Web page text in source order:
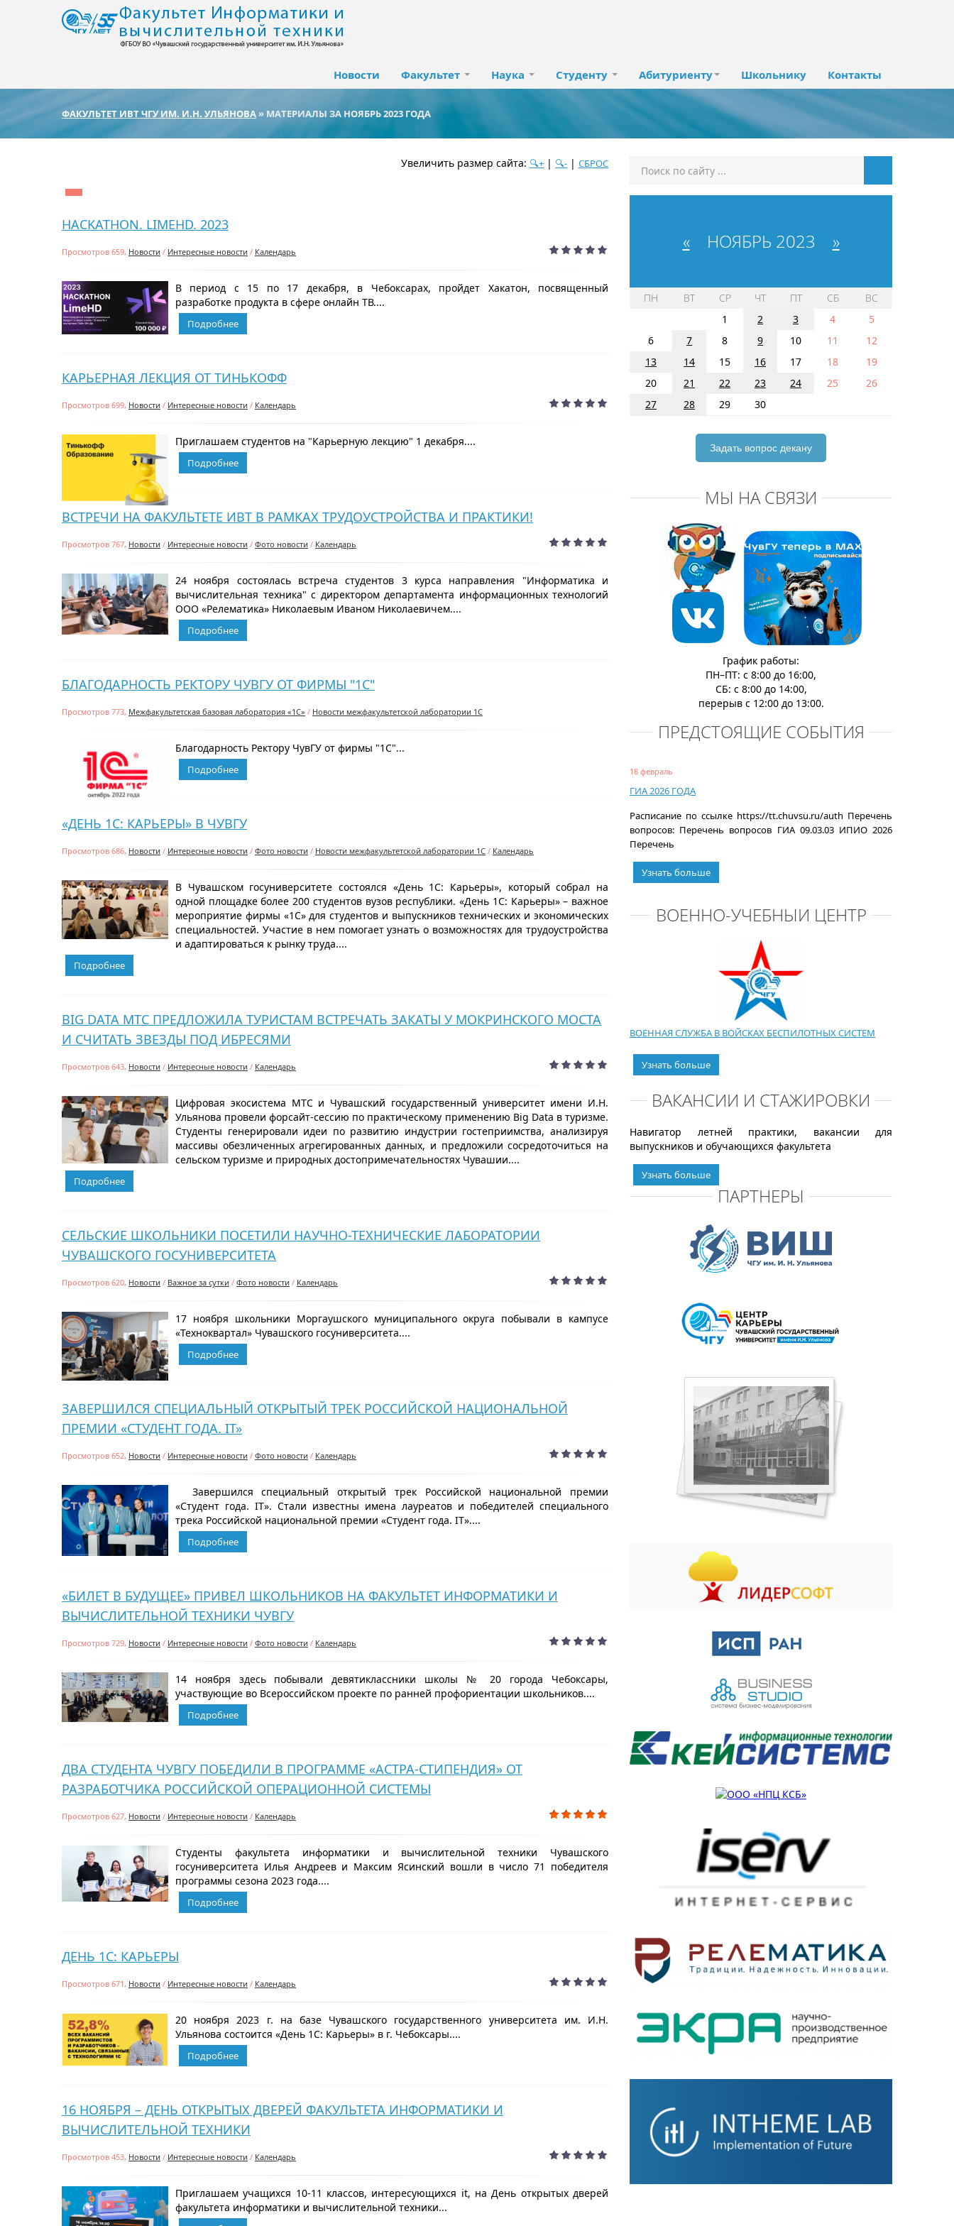
Новости Факультет Наука Студенту Абитуриенту Школьнику Контакты
ФАКУЛЬТЕТ ИВТ ЧГУ ИМ. И.Н. УЛЬЯНОВА» МАТЕРИАЛЫ ЗА НОЯБРЬ 2023 ГОДА
Увеличить размер сайта: 🔍+ | 🔍- | СБРОС
HACKATHON. LIMEHD. 2023
Просмотров 659, Новости / Интересные новости / Календарь
В период с 15 по 17 декабря, в Чебоксарах, пройдет Хакатон, посвященный
разработке продукта в сфере онлайн ТВ....
Подробнее
КАРЬЕРНАЯ ЛЕКЦИЯ ОТ ТИНЬКОФФ
Просмотров 699, Новости / Интересные новости / Календарь
Приглашаем студентов на "Карьерную лекцию" 1 декабря....
Подробнее
ВСТРЕЧИ НА ФАКУЛЬТЕТЕ ИВТ В РАМКАХ ТРУДОУСТРОЙСТВА И ПРАКТИКИ!
Просмотров 767, Новости / Интересные новости / Фото новости / Календарь
24 ноября состоялась встреча студентов 3 курса направления "Информатика и
вычислительная техника" с директором департамента информационных технологий
ООО «Релематика» Николаевым Иваном Николаевичем....
Подробнее
БЛАГОДАРНОСТЬ РЕКТОРУ ЧУВГУ ОТ ФИРМЫ "1С"
Просмотров 773, Межфакультетская базовая лаборатория «1С» / Новости межфакультетской лаборатории 1С
Благодарность Ректору ЧувГУ от фирмы "1С"...
Подробнее
«ДЕНЬ 1С: КАРЬЕРЫ» В ЧУВГУ
Просмотров 686, Новости / Интересные новости / Фото новости / Новости межфакультетской лаборатории 1С / Календарь
В Чувашском госуниверситете состоялся «День 1С: Карьеры», который собрал на
одной площадке более 200 студентов вузов республики. «День 1С: Карьеры» – важное
мероприятие фирмы «1С» для студентов и выпускников технических и экономических
специальностей. Участие в нем помогает узнать о возможностях для трудоустройства
и адаптироваться к рынку труда....
Подробнее
BIG DATA МТС ПРЕДЛОЖИЛА ТУРИСТАМ ВСТРЕЧАТЬ ЗАКАТЫ У МОКРИНСКОГО МОСТА
И СЧИТАТЬ ЗВЕЗДЫ ПОД ИБРЕСЯМИ
Просмотров 643, Новости / Интересные новости / Календарь
Цифровая экосистема МТС и Чувашский государственный университет имени И.Н.
Ульянова провели форсайт-сессию по практическому применению Big Data в туризме.
Студенты генерировали идеи по развитию индустрии гостеприимства, анализируя
массивы обезличенных агрегированных данных, и предложили сосредоточиться на
сельском туризме и природных достопримечательностях Чувашии....
Подробнее
СЕЛЬСКИЕ ШКОЛЬНИКИ ПОСЕТИЛИ НАУЧНО-ТЕХНИЧЕСКИЕ ЛАБОРАТОРИИ
ЧУВАШСКОГО ГОСУНИВЕРСИТЕТА
Просмотров 620, Новости / Важное за сутки / Фото новости / Календарь
17 ноября школьники Моргаушского муниципального округа побывали в кампусе
«Техноквартал» Чувашского госуниверситета....
Подробнее
ЗАВЕРШИЛСЯ СПЕЦИАЛЬНЫЙ ОТКРЫТЫЙ ТРЕК РОССИЙСКОЙ НАЦИОНАЛЬНОЙ
ПРЕМИИ «СТУДЕНТ ГОДА. IT»
Просмотров 652, Новости / Интересные новости / Фото новости / Календарь
Завершился специальный открытый трек Российской национальной премии
«Студент года. IT». Стали известны имена лауреатов и победителей специального
трека Российской национальной премии «Студент года. IT»....
Подробнее
«БИЛЕТ В БУДУЩЕЕ» ПРИВЕЛ ШКОЛЬНИКОВ НА ФАКУЛЬТЕТ ИНФОРМАТИКИ И
ВЫЧИСЛИТЕЛЬНОЙ ТЕХНИКИ ЧУВГУ
Просмотров 729, Новости / Интересные новости / Фото новости / Календарь
14 ноября здесь побывали девятиклассники школы № 20 города Чебоксары,
участвующие во Всероссийском проекте по ранней профориентации школьников....
Подробнее
ДВА СТУДЕНТА ЧУВГУ ПОБЕДИЛИ В ПРОГРАММЕ «АСТРА-СТИПЕНДИЯ» ОТ
РАЗРАБОТЧИКА РОССИЙСКОЙ ОПЕРАЦИОННОЙ СИСТЕМЫ
Просмотров 627, Новости / Интересные новости / Календарь
Студенты факультета информатики и вычислительной техники Чувашского
госуниверситета Илья Андреев и Максим Ясинский вошли в число 71 победителя
программы сезона 2023 года....
Подробнее
ДЕНЬ 1С: КАРЬЕРЫ
Просмотров 671, Новости / Интересные новости / Календарь
20 ноября 2023 г. на базе Чувашского государственного университета им. И.Н.
Ульянова состоится «День 1С: Карьеры» в г. Чебоксары.​...
Подробнее
16 НОЯБРЯ – ДЕНЬ ОТКРЫТЫХ ДВЕРЕЙ ФАКУЛЬТЕТА ИНФОРМАТИКИ И
ВЫЧИСЛИТЕЛЬНОЙ ТЕХНИКИ
Просмотров 453, Новости / Интересные новости / Календарь
Приглашаем учащихся 10-11 классов, интересующихся it, на День открытых дверей
факультета информатики и вычислительной техники...
«НОЯБРЬ 2023 »
ПН ВТ СР ЧТ ПТ СБ
ВС
1
2 3 4
5
6
7 8 9 10 11
12
13
14 15 16 17 18
19
20
21 22 23 24 25
26
27
28 29 30
Задать вопрос декану
МЫ НА СВЯЗИ
График работы:
ПН–ПТ: с 8:00 до 16:00,
СБ: с 8:00 до 14:00,
перерыв с 12:00 до 13:00.
ПРЕДСТОЯЩИЕ СОБЫТИЯ
18 февраль
ГИА 2026 ГОДА
Расписание по ссылке https://tt.chuvsu.ru/auth Перечень
вопросов: Перечень вопросов ГИА 09.03.03 ИПИО 2026
Перечень
Узнать больше
ВОЕННО-УЧЕБНЫЙ ЦЕНТР
ВОЕННАЯ СЛУЖБА В ВОЙСКАХ БЕСПИЛОТНЫХ СИСТЕМ
Узнать больше
ВАКАНСИИ И СТАЖИРОВКИ
Навигатор летней практики, вакансии для
выпускников и обучающихся факультета
Узнать больше
ПАРТНЕРЫ